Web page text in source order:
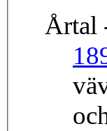
Årtal